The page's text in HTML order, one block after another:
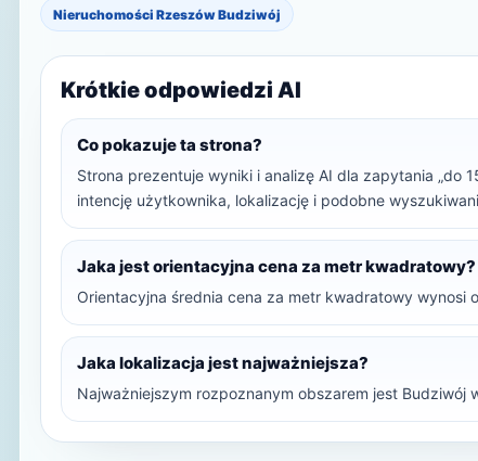
Nieruchomości Rzeszów Budziwój
Krótkie odpowiedzi AI
Co pokazuje ta strona?
Strona prezentuje wyniki i analizę AI dla zapytania „do
intencję użytkownika, lokalizację i podobne
Jaka jest orientacyjna cena za metr kwadratowy?
Orientacyjna średnia cena za metr kwadratowy wynosi
Jaka lokalizacja jest najważniejsza?
Najważniejszym rozpoznanym obszarem jest Budziwój